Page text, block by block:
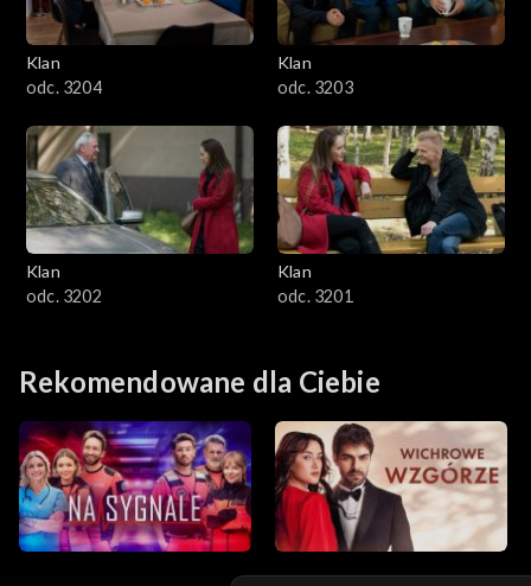
Klan
odc. 3204
Klan
odc. 3203
Klan
odc. 3202
Klan
odc. 3201
Rekomendowane dla Ciebie